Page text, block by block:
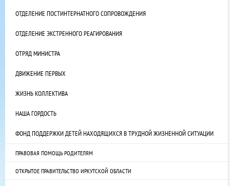
ОТДЕЛЕНИЕ ПОСТИНТЕРНАТНОГО СОПРОВОЖДЕНИЯ
ОТДЕЛЕНИЕ ЭКСТРЕННОГО РЕАГИРОВАНИЯ
ОТРЯД МИНИСТРА
ДВИЖЕНИЕ ПЕРВЫХ
ЖИЗНЬ КОЛЛЕКТИВА
НАША ГОРДОСТЬ
ФОНД ПОДДЕРЖКИ ДЕТЕЙ НАХОДЯЩИХСЯ В ТРУДНОЙ ЖИЗНЕННОЙ СИТУАЦИИ
ПРАВОВАЯ ПОМОЩЬ РОДИТЕЛЯМ
ОТКРЫТОЕ ПРАВИТЕЛЬСТВО ИРКУТСКОЙ ОБЛАСТИ